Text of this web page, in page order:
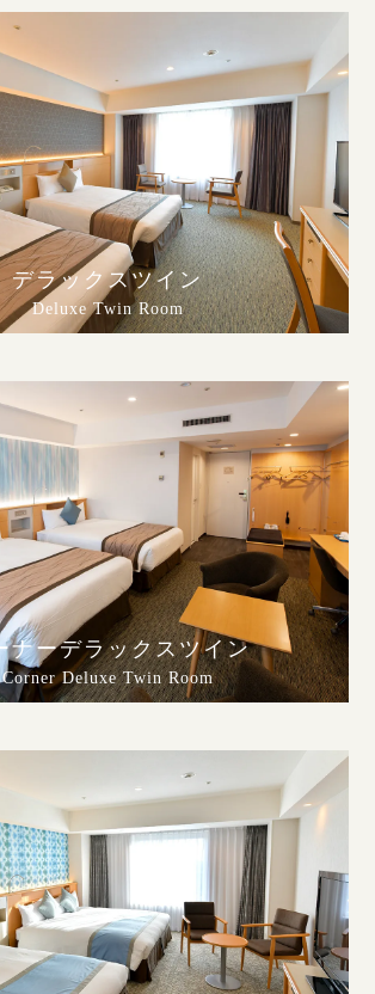
デラックスツイン
Deluxe Twin Room
ナーデラックスツイン
Corner Deluxe Twin Room